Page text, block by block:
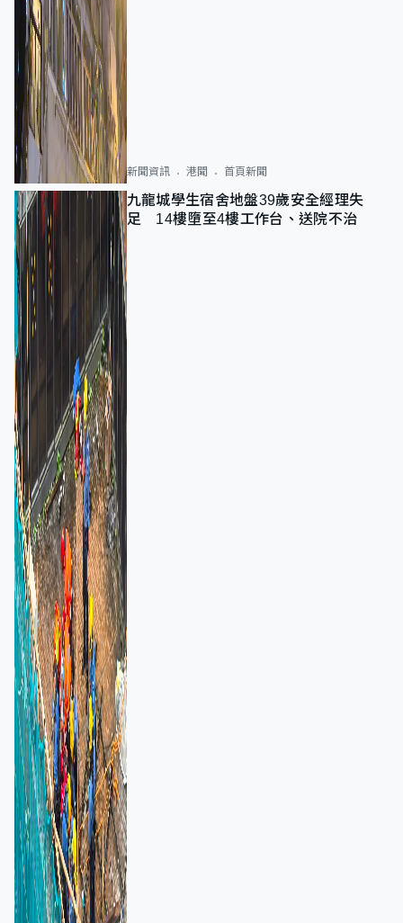
新聞資訊 港聞 首頁新聞
九龍城學生宿舍地盤39歲安全經理失
足 14樓墮至4樓工作台、送院不治